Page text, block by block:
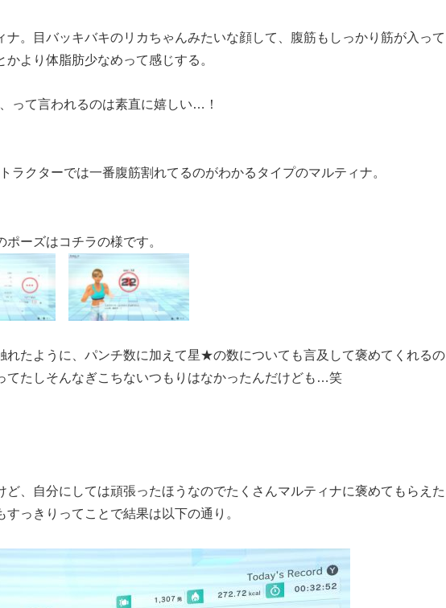
。目バッキバキのリカちゃんみたいな顔して、腹筋もしっかり筋が入って
より体脂肪少なめって感じする。
って言われるのは素直に嬉しい…！
ラクターでは一番腹筋割れてるのがわかるタイプのマルティナ。
ーズはコチラの様です。
れたように、パンチ数に加えて星★の数についても言及して褒めてくれるの
てたしそんなぎこちないつもりはなかったんだけども…笑
ど、自分にしては頑張ったほうなのでたくさんマルティナに褒めてもらえた
っきりってことで結果は以下の通り。